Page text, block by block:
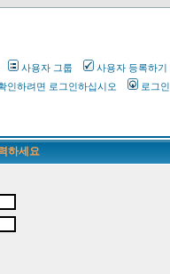
사용자 그룹
사용자 등록하기
인하려면 로그인하십시오 로그인
하세요